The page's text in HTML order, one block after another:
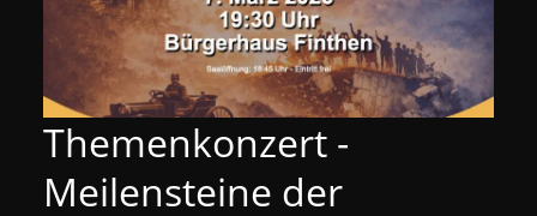
Themenkonzert -
Meilensteine der